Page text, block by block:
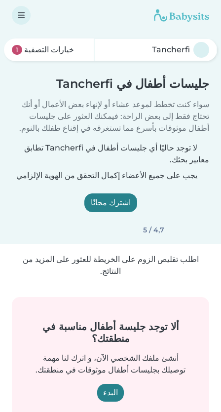
خيارات التصفية 1
جليسات أطفال في Tancherfi
سواء كنت تخطط لموعد عشاء أو لإنهاء بعض الأعمال أو أنك
تحتاج فقط إلى بعض الراحة: فيمكنك العثور على جليسات
أطفال موثوقات بأسرع مما تستغرقه في إقناع طفلك بالنوم.
لا توجد حاليًا أي جليسات أطفال في Tancherfi تطابق
معايير بحثك.
يجب على جميع الأعضاء إكمال التحقق من الهوية الإلزامي
اشترك مجانًا
4,7 / 5
اطلب تقليص الزوم على الخريطة للعثور على المزيد من
النتائج.
ألا توجد جليسة أطفال مناسبة في
منطقتك؟
أنشئ ملفك الشخصي الآن، و اترك لنا مهمة
توصيلك بجليسات أطفال موثوقات في منطقتك.
البدء